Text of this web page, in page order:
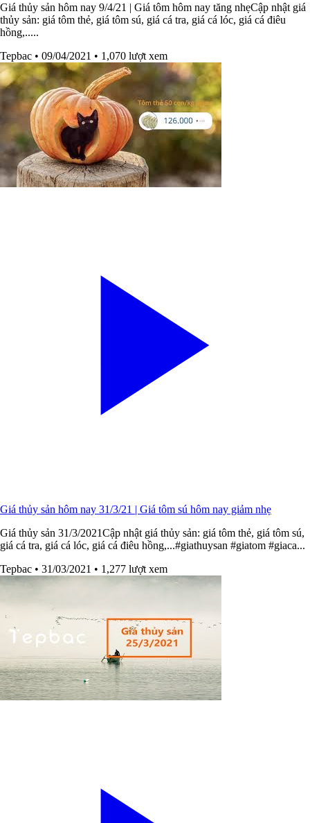
Giá thủy sản hôm nay 9/4/21 | Giá tôm hôm nay tăng nhẹCập nhật giá
thủy sản: giá tôm thẻ, giá tôm sú, giá cá tra, giá cá lóc, giá cá điêu
hồng,.....
Tepbac • 09/04/2021 • 1,070 lượt xem
Giá thủy sản hôm nay 31/3/21 | Giá tôm sú hôm nay giảm nhẹ
Giá thủy sản 31/3/2021Cập nhật giá thủy sản: giá tôm thẻ, giá tôm sú,
giá cá tra, giá cá lóc, giá cá điêu hồng,...#giathuysan​​ #giatom​​ #giaca​...
Tepbac • 31/03/2021 • 1,277 lượt xem